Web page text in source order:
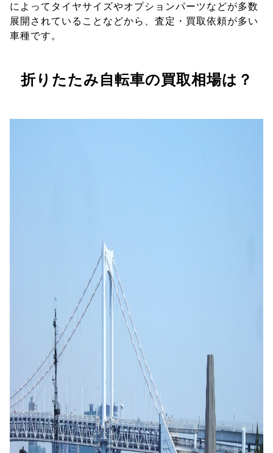
によってタイヤサイズやオプションパーツなどが多数
展開されていることなどから、査定・買取依頼が多い
車種です。
折りたたみ自転車の買取相場は？